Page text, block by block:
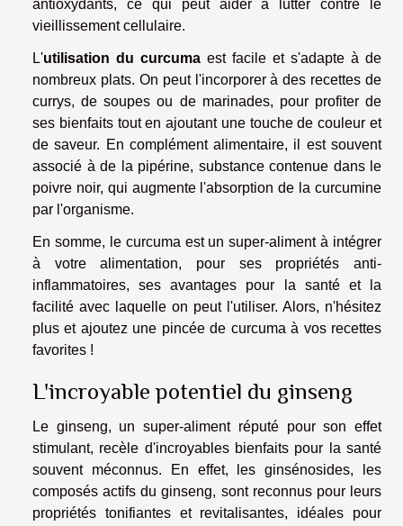
antioxydants, ce qui peut aider à lutter contre le
vieillissement cellulaire.
L'utilisation du curcuma est facile et s'adapte à de
nombreux plats. On peut l'incorporer à des recettes de
currys, de soupes ou de marinades, pour profiter de
ses bienfaits tout en ajoutant une touche de couleur et
de saveur. En complément alimentaire, il est souvent
associé à de la pipérine, substance contenue dans le
poivre noir, qui augmente l'absorption de la curcumine
par l'organisme.
En somme, le curcuma est un super-aliment à intégrer
à votre alimentation, pour ses propriétés anti-
inflammatoires, ses avantages pour la santé et la
facilité avec laquelle on peut l'utiliser. Alors, n'hésitez
plus et ajoutez une pincée de curcuma à vos recettes
favorites !
L'incroyable potentiel du ginseng
Le ginseng, un super-aliment réputé pour son effet
stimulant, recèle d'incroyables bienfaits pour la santé
souvent méconnus. En effet, les ginsénosides, les
composés actifs du ginseng, sont reconnus pour leurs
propriétés tonifiantes et revitalisantes, idéales pour